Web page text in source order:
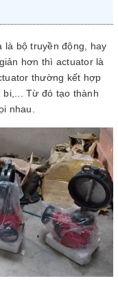
bộ truyền động, hay
hơn thì actuator là
thường kết hợp
Từ đó tạo thành
nhau.